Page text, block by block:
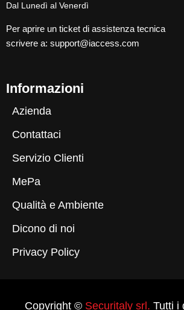
Dal Lunedì al Venerdì
Per aprire un ticket di assistenza tecnica
scrivere a: support@iaccess.com
Informazioni
Azienda
Contattaci
Servizio Clienti
MePa
Qualità e Ambiente
Dicono di noi
Privacy Policy
Copyright © Securitaly srl. Tutti i